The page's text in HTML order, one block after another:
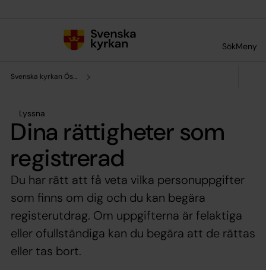
SökMeny
Svenska kyrkan Östersund
Lyssna
Dina rättigheter som
registrerad
Du har rätt att få veta vilka personuppgifter
som finns om dig och du kan begära
registerutdrag. Om uppgifterna är felaktiga
eller ofullständiga kan du begära att de rättas
eller tas bort.